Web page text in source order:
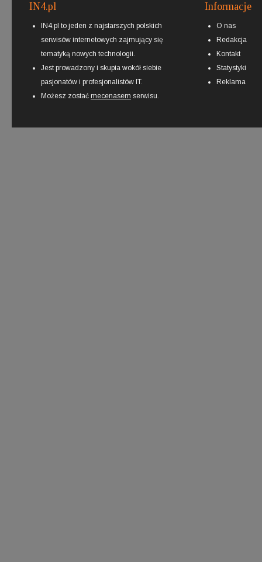
IN4.pl
IN4.pl to jeden z najstarszych polskich
serwisów internetowych zajmujący się
tematyką nowych technologii.
Jest prowadzony i skupia wokół siebie
pasjonatów i profesjonalistów IT.
Możesz zostać mecenasem serwisu.
Informacje
O nas
Redakcja
Kontakt
Statystyki
Reklama